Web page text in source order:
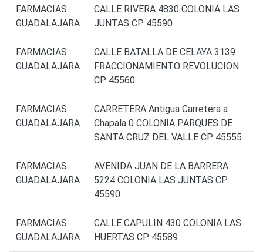
FARMACIAS
GUADALAJARA
CALLE RIVERA 4830 COLONIA LAS
JUNTAS CP 45590
FARMACIAS
GUADALAJARA
CALLE BATALLA DE CELAYA 3139
FRACCIONAMIENTO REVOLUCION
CP 45560
FARMACIAS
GUADALAJARA
CARRETERA Antigua Carretera a
Chapala 0 COLONIA PARQUES DE
SANTA CRUZ DEL VALLE CP 45555
FARMACIAS
GUADALAJARA
AVENIDA JUAN DE LA BARRERA
5224 COLONIA LAS JUNTAS CP
45590
FARMACIAS
GUADALAJARA
CALLE CAPULIN 430 COLONIA LAS
HUERTAS CP 45589